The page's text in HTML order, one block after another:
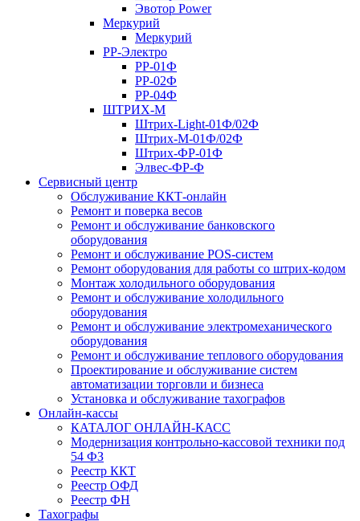
Эвотор Power
Меркурий
Меркурий
РР-Электро
РР-01Ф
РР-02Ф
РР-04Ф
ШТРИХ-М
Штрих-Light-01Ф/02Ф
Штрих-М-01Ф/02Ф
Штрих-ФР-01Ф
Элвес-ФР-Ф
Сервисный центр
Обслуживание ККТ-онлайн
Ремонт и поверка весов
Ремонт и обслуживание банковского
оборудования
Ремонт и обслуживание POS-систем
Ремонт оборудования для работы со штрих-кодом
Монтаж холодильного оборудования
Ремонт и обслуживание холодильного
оборудования
Ремонт и обслуживание электромеханического
оборудования
Ремонт и обслуживание теплового оборудования
Проектирование и обслуживание систем
автоматизации торговли и бизнеса
Установка и обслуживание тахографов
Онлайн-кассы
КАТАЛОГ ОНЛАЙН-КАСС
Модернизация контрольно-кассовой техники под
54 ФЗ
Реестр ККТ
Реестр ОФД
Реестр ФН
Тахографы